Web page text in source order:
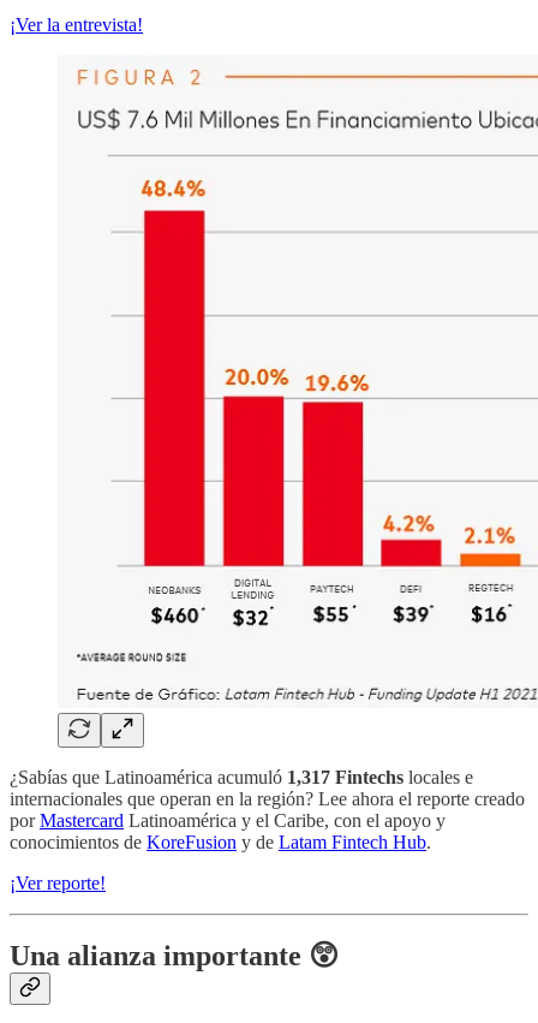
¡Ver la entrevista!
¿Sabías que Latinoamérica acumuló 1,317 Fintechs locales e
internacionales que operan en la región? Lee ahora el reporte creado
porMastercard Latinoamérica y el Caribe, con el apoyo y
conocimientos de KoreFusion y de Latam Fintech Hub.
¡Ver reporte!
Una alianza importante 😲